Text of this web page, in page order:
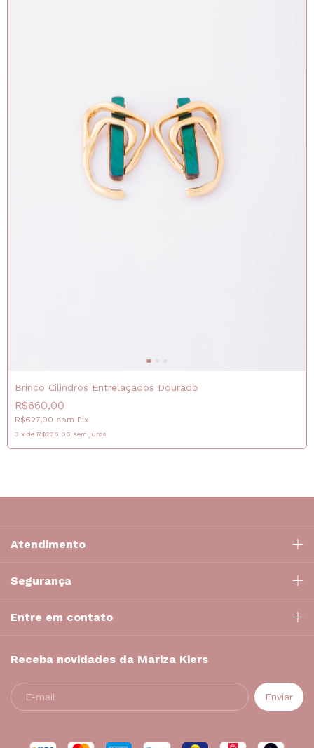
Brinco Cilindros Entrelaçados Dourado
R$660,00
R$627,00 com Pix
3 x de R$220,00 sem juros
Atendimento
Segurança
Entre em contato
Receba novidades da Mariza Kiers